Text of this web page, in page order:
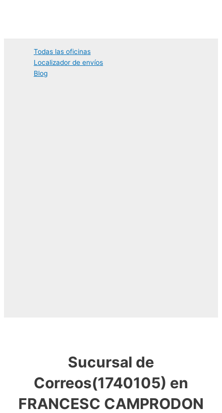
Todas las oficinas
Localizador de envíos
Blog
Sucursal de
Correos(1740105) en
FRANCESC CAMPRODON